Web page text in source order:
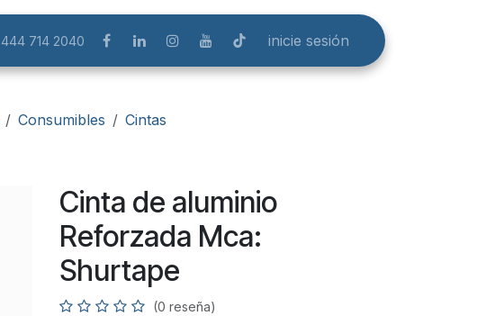
444 714 2040 inicie sesión
Consumibles
Cintas
Cinta de aluminio
Reforzada Mca:
Shurtape
(0 reseña)